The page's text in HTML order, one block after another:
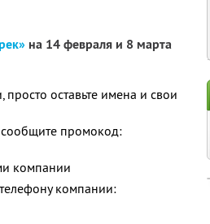
на 14 февраля и 8 марта
оставьте имена и свои
сообщите промокод:
компании
компании: